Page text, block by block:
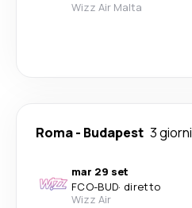
Wizz Air Malta
Roma- Budapest 3 giorni
mar 29 set
FCO-BUD· diretto
Wizz Air